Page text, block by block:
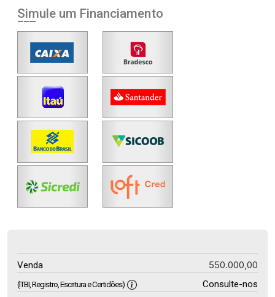
Simule um Financiamento
Venda 550.000,00
(ITBI, Registro, Escritura e Certidões) Consulte-nos